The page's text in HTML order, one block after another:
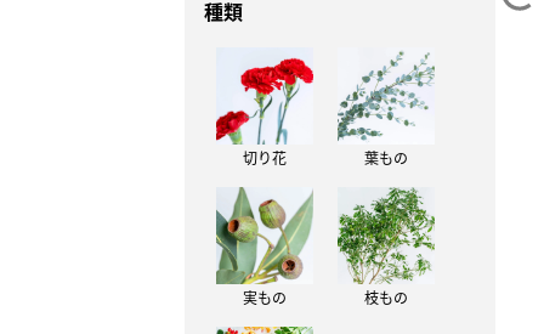
種類
切り花 葉もの
実もの 枝もの